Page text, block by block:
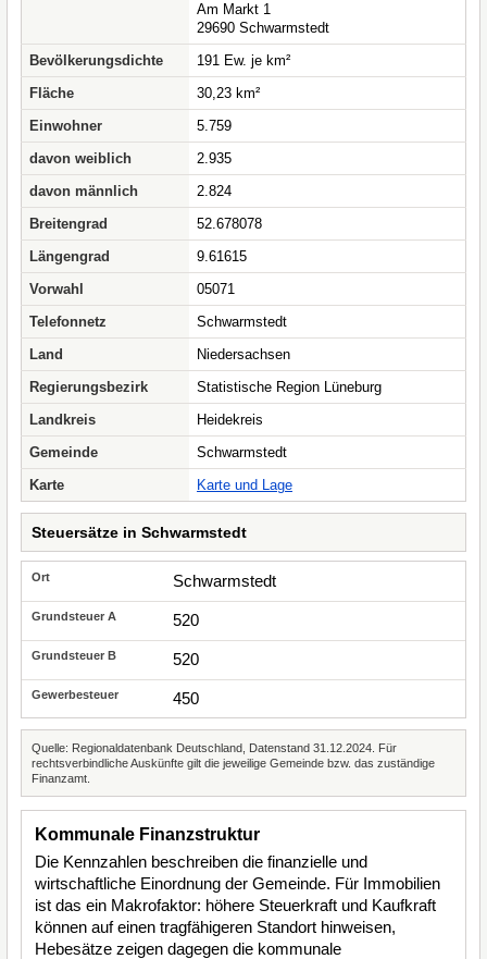
Am Markt 1
29690 Schwarmstedt
Bevölkerungsdichte
191 Ew. je km²
Fläche
30,23 km²
Einwohner
5.759
davon weiblich
2.935
davon männlich
2.824
Breitengrad
52.678078
Längengrad
9.61615
Vorwahl
05071
Telefonnetz
Schwarmstedt
Land
Niedersachsen
Regierungsbezirk
Statistische Region Lüneburg
Landkreis
Heidekreis
Gemeinde
Schwarmstedt
Karte
Karte und Lage
Steuersätze in Schwarmstedt
Schwarmstedt
520
520
450
Quelle: Regionaldatenbank Deutschland, Datenstand 31.12.2024. Für
rechtsverbindliche Auskünfte gilt die jeweilige Gemeinde bzw. das zuständige
Finanzamt.
Kommunale Finanzstruktur
Die Kennzahlen beschreiben die finanzielle und
wirtschaftliche Einordnung der Gemeinde. Für Immobilien
ist das ein Makrofaktor: höhere Steuerkraft und Kaufkraft
können auf einen tragfähigeren Standort hinweisen,
Hebesätze zeigen dagegen die kommunale